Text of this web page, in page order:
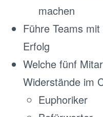
machen
Führe Teams
Erfolg
Welche fünf
Widerstände im
Euphoriker